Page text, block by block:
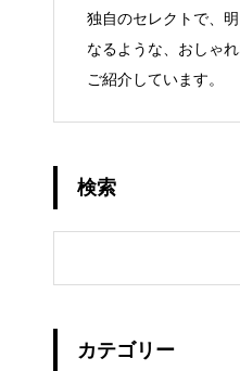
独自のセレクトで、
なるような、おしゃ
ご紹介しています。
検索
カテゴリー